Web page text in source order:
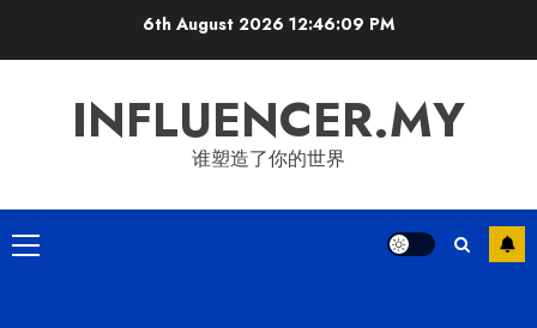
6th August 202612:46:10 PM
INFLUENCER.MY
谁塑造了你的世界
Primary